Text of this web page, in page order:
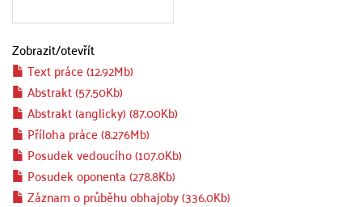
Zobrazit/otevřít
Text práce (12.92Mb)
Abstrakt (57.50Kb)
Abstrakt (anglicky) (87.00Kb)
Příloha práce (8.276Mb)
Posudek vedoucího (107.0Kb)
Posudek oponenta (278.8Kb)
Záznam o průběhu obhajoby (336.0Kb)